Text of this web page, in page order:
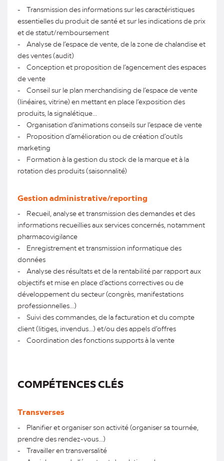
- Transmission des informations sur les caractéristiques
essentielles du produit de santé et sur les indications de prix
et de statut/remboursement
- Analyse de l’espace de vente, de la zone de chalandise et
des ventes (audit)
- Conception et proposition de l’agencement des espaces
de vente
- Conseil sur le plan merchandising de l’espace de vente
(linéaires, vitrine) en mettant en place l’exposition des
produits, la signalétique...
- Organisation d’animations conseils sur l’espace de vente
- Proposition d’amélioration ou de création d’outils
marketing
- Formation à la gestion du stock de la marque et à la
rotation des produits (saisonnalité)
Gestion administrative/reporting
- Recueil, analyse et transmission des demandes et des
informations recueillies aux services concernés, notamment
pharmacovigilance
- Enregistrement et transmission informatique des
données
- Analyse des résultats et de la rentabilité par rapport aux
objectifs et mise en place d’actions correctives ou de
développement du secteur (congrès, manifestations
professionnelles...)
- Suivi des commandes, de la facturation et du compte
client (litiges, invendus...) et/ou des appels d’offres
- Coordination des fonctions supports à la vente
COMPÉTENCES CLÉS
Transverses
- Planifier et organiser son activité (organiser sa tournée,
prendre des rendez-vous...)
- Travailler en transversalité